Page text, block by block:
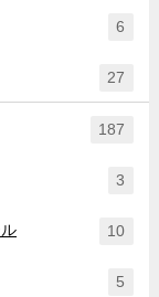
6
27
187
3
10
5